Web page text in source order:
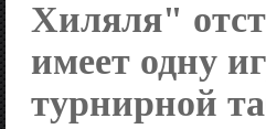
Хиляля"
имеет одну
турнирной